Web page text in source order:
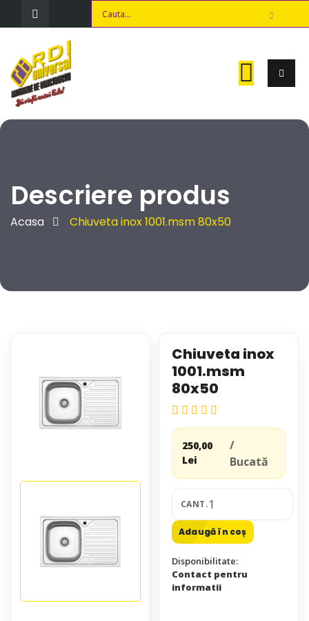
Descriere produs
Acasa Chiuveta inox 1001.msm 80x50
Chiuveta inox
1001.msm
80x50
250,00
Lei
/
Bucată
CANT.
Adaugă în coș
Disponibilitate:
Contact pentru
informatii